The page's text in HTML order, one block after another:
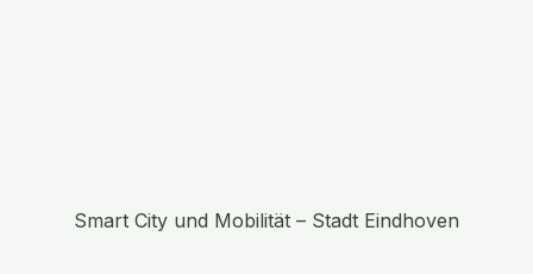
Smart City und Mobilität – Stadt Eindhoven